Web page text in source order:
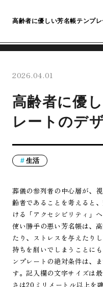
高齢者に優しい芳名帳テンプ
2026.04.01
高齢者に優
レートのデ
生活
葬儀の参列者の中心層が、
齢者であることを考えると
ける「アクセシビリティ」
使い勝手の悪い芳名帳は、
たり、ストレスを与えたり
持ちを削いでしまうことに
ンプレートの絶対条件は、
す。記入欄の文字サイズは
さは20ミリメートル以上を